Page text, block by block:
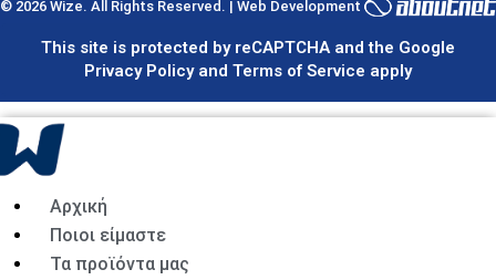
© 2026 Wize. All Rights Reserved. | Web Development
This site is protected by reCAPTCHA and the Google
Privacy Policy and Terms of Service apply
Αρχική
Ποιοι είμαστε
Τα προϊόντα μας